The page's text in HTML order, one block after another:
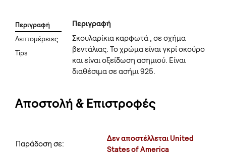
Περιγραφή
Λεπτομέρειες
Tips
Περιγραφή
Σκουλαρίκια καρφωτά , σε σχήμα
βεντάλιας. Το χρώμα είναι γκρί σκούρο
και είναι οξείδωση ασημιού. Είναι
διαθέσιμα σε ασήμι 925.
Αποστολή & Επιστροφές
Παράδοση σε:
Δεν αποστέλλεται United
States of America